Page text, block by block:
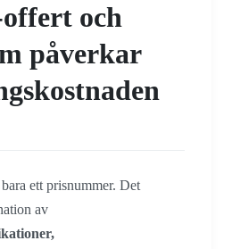
och
påverkar
ett prisnummer. Det
av